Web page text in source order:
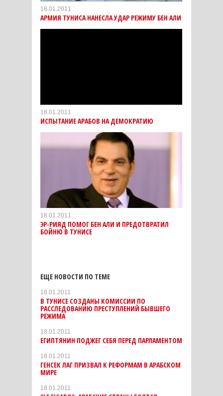
18.01.2011
АРМИЯ ТУНИСА НАНЕСЛА УДАР РЕЖИМУ БЕН АЛИ
18.01.2011
ИСПЫТАНИЕ АРАБОВ НА ДЕМОКРАТИЮ
18.01.2011
ЭР-РИЯД ПОМОГ БЕН АЛИ И ПРЕДОТВРАТИЛ
БОЙНЮ В ТУНИСЕ
ЕЩЕ НОВОСТИ ПО ТЕМЕ
18.01.2011
В ТУНИСЕ СОЗДАНЫ КОМИССИИ ПО
РАССЛЕДОВАНИЮ ПРЕСТУПЛЕНИЙ БЫВШЕГО
РЕЖИМА
18.01.2011
ЕГИПТЯНИН ПОДЖЕГ СЕБЯ ПЕРЕД ПАРЛАМЕНТОМ
18.01.2011
ГЕНСЕК ЛАГ ПРИЗВАЛ К РЕФОРМАМ В АРАБСКОМ
МИРЕ
18.01.2011